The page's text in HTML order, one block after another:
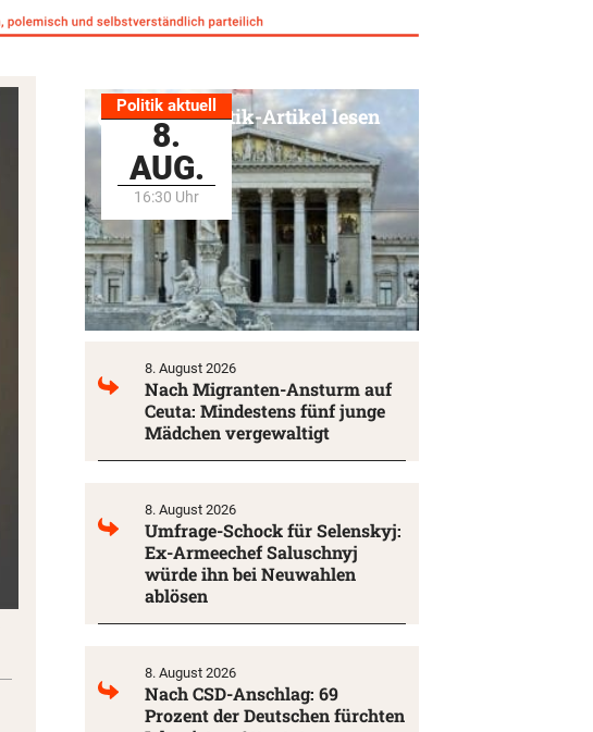
Politik aktuell
8.
AUG.
16:30 Uhr
Alle Politik-Artikel lesen
8. August 2026
Nach Migranten-Ansturm auf
Ceuta: Mindestens fünf junge
Mädchen vergewaltigt
8. August 2026
Umfrage-Schock für Selenskyj:
Ex-Armeechef Saluschnyj
würde ihn bei Neuwahlen
ablösen
8. August 2026
Nach CSD-Anschlag: 69
Prozent der Deutschen fürchten